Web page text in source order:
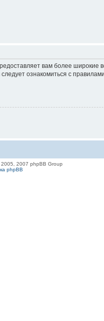
вам более
ознакомиться с
2007 phpBB Group
phpBB